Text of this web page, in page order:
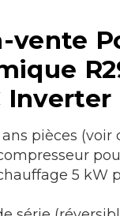
vente
Inverter
ans pièces (voir
5 kW